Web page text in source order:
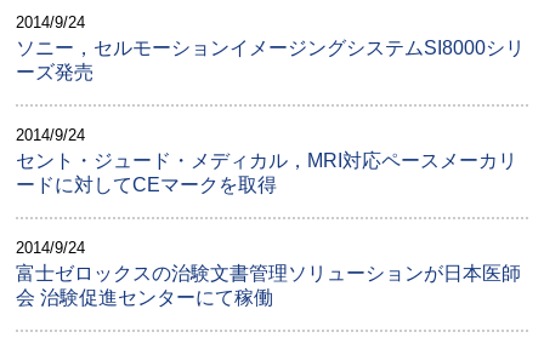
2014/9/24
ソニー，セルモーションイメージングシステムSI8000シリ
ーズ発売
2014/9/24
セント・ジュード・メディカル，MRI対応ペースメーカリ
ードに対してCEマークを取得
2014/9/24
富士ゼロックスの治験文書管理ソリューションが日本医師
会 治験促進センターにて稼働